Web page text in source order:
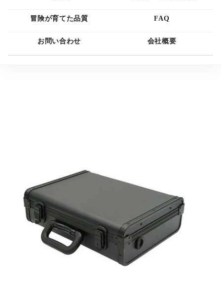
冒険が育てた品質 FAQ
お問い合わせ 会社概要